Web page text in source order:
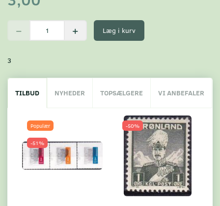
Læg i kurv
3
TILBUD NYHEDER TOPSÆLGERE VI ANBEFALER
Populær
-51%
-50%